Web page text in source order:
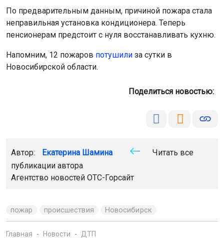
По предварительным данным, причиной пожара стала
неправильная установка кондиционера. Теперь
пенсионерам предстоит с нуля восстанавливать кухню.
Напомним, 12 пожаров потушили за сутки в
Новосибирской области.
Поделиться новостью:
Автор: Екатерина Шамина
Читать все
публикации автора
Агентство новостей ОТС-Горсайт
пожар происшествия Новосибирск
Главная Новости ДТП